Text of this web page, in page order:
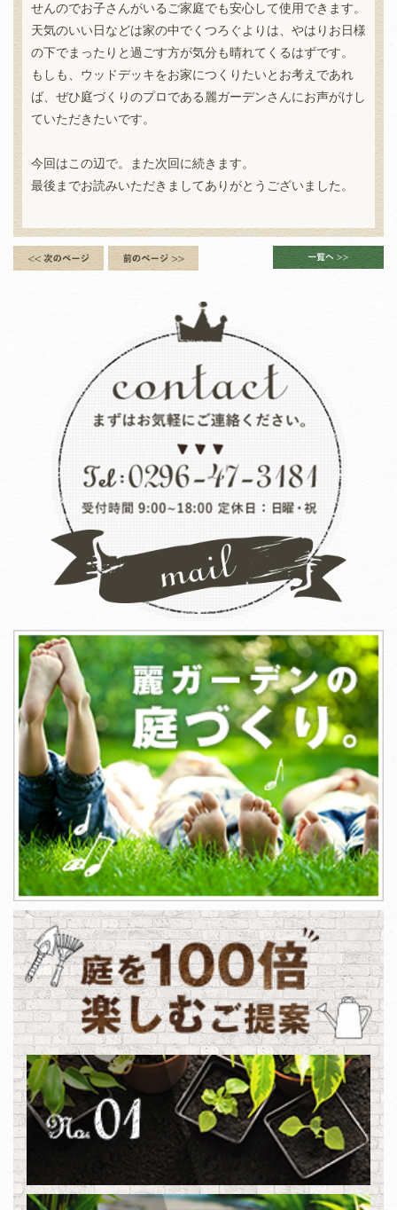
せんのでお子さんがいるご家庭でも安心して使用できます。
天気のいい日などは家の中でくつろぐよりは、やはりお日様
の下でまったりと過ごす方が気分も晴れてくるはずです。
もしも、ウッドデッキをお家につくりたいとお考えであれ
ば、ぜひ庭づくりのプロである麗ガーデンさんにお声がけし
ていただきたいです。
今回はこの辺で。また次回に続きます。
最後までお読みいただきましてありがとうございました。